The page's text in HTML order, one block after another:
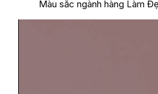
Màu sắc ngành hàng Làm